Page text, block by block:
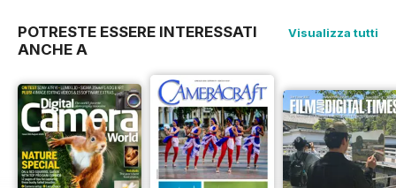
POTRESTE ESSERE INTERESSATI
ANCHE A
Visualizza tutti